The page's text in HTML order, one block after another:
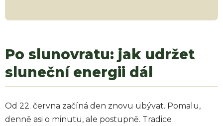
Po slunovratu: jak udržet
sluneční energii dál
Od 22. června začíná den znovu ubývat. Pomalu,
denně asi o minutu, ale postupně. Tradice